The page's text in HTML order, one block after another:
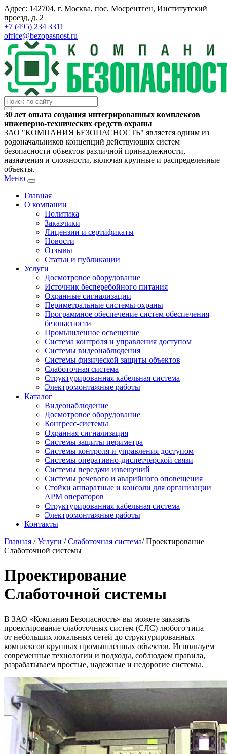
Адрес: 142704, г. Москва, пос. Мосрентген, Институтский
проезд, д. 2
+7 (495) 234 3311
office@bezopasnost.ru
30 лет опыта создания интегрированных комплексов
инженерно-технических средств охраны
ЗАО "КОМПАНИЯ БЕЗОПАСНОСТЬ" является одним из
родоначальников концепций действующих систем
безопасности объектов различной принадлежности,
назначения и сложности, включая крупные и распределенные
объекты.
Меню
Главная
О компании
Политика
Заказчики
Лицензии и сертификаты
Новости
Отзывы
Статьи и публикации
Услуги
Досмотровое оборудование
Источник бесперебойного питания
Охранные сигнализации
Периметральные системы охраны
Программное обеспечение систем обеспечения
безопасности
Промышленное освещение
Система контроля и управления доступом
Системы видеонаблюдения
Системы физической защиты объектов
Слаботочная система
Структурированная кабельная система
Электромонтажные работы
Каталог
Видеонаблюдение
Досмотровое оборудование
Конгресс-системы
Охранная сигнализация
Системы защиты периметра
Системы контроля и управления доступом
Системы оперативно-диспетчерской связи
Системы передачи извещений
Системы речевого и аварийного оповещения
Стойки аппаратные и консоли для организации
АРМ операторов
Структурированная кабельная система
Электромонтажные работы
Контакты
Главная /Услуги /Слаботочная система/ Проектирование
Слаботочной системы
Проектирование
Слаботочной системы
В ЗАО «Компания Безопасность» вы можете заказать
проектирование слаботочных систем (СЛС) любого типа —
от небольших локальных сетей до структурированных
комплексов крупных промышленных объектов. Используем
современные технологии и подходы, соблюдаем правила,
разрабатываем простые, надежные и недорогие системы.